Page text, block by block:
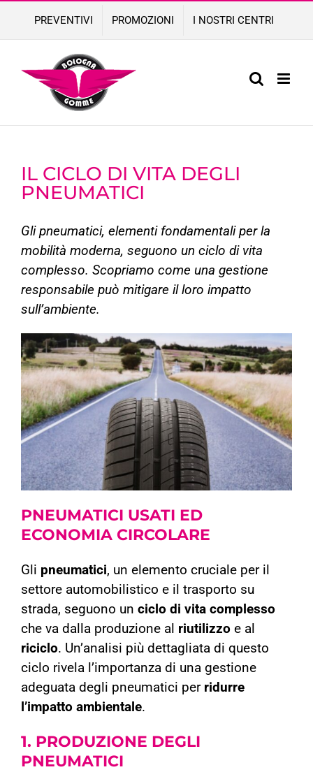
content
PREVENTIVI PROMOZIONI I NOSTRI CENTRI
IL CICLO DI VITA DEGLI
PNEUMATICI
Gli pneumatici, elementi fondamentali per la
mobilità moderna, seguono un ciclo di vita
complesso. Scopriamo come una gestione
responsabile può mitigare il loro impatto
sull’ambiente.
PNEUMATICI USATI ED
ECONOMIA CIRCOLARE
Gli pneumatici, un elemento cruciale per il
settore automobilistico e il trasporto su
strada, seguono un ciclo di vita complesso
che va dalla produzione al riutilizzo e al
riciclo. Un’analisi più dettagliata di questo
ciclo rivela l’importanza di una gestione
adeguata degli pneumatici per ridurre
l’impatto ambientale.
1. PRODUZIONE DEGLI
PNEUMATICI